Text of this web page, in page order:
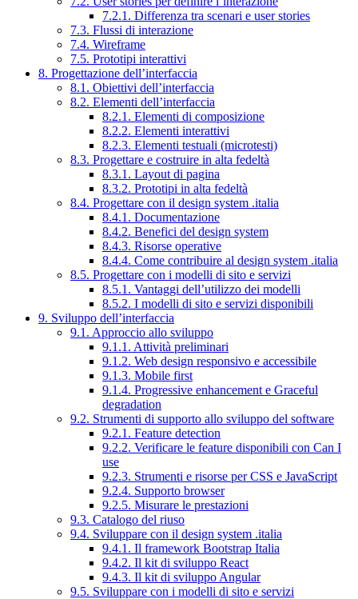
7.2.1. Differenza tra scenari e user stories
7.3. Flussi di interazione
7.4. Wireframe
7.5. Prototipi interattivi
8. Progettazione dell’interfaccia
8.1. Obiettivi dell’interfaccia
8.2. Elementi dell’interfaccia
8.2.1. Elementi di composizione
8.2.2. Elementi interattivi
8.2.3. Elementi testuali (microtesti)
8.3. Progettare e costruire in alta fedeltà
8.3.1. Layout di pagina
8.3.2. Prototipi in alta fedeltà
8.4. Progettare con il design system .italia
8.4.1. Documentazione
8.4.2. Benefici del design system
8.4.3. Risorse operative
8.4.4. Come contribuire al design system .italia
8.5. Progettare con i modelli di sito e servizi
8.5.1. Vantaggi dell’utilizzo dei modelli
8.5.2. I modelli di sito e servizi disponibili
9. Sviluppo dell’interfaccia
9.1. Approccio allo sviluppo
9.1.1. Attività preliminari
9.1.2. Web design responsivo e accessibile
9.1.3. Mobile first
9.1.4. Progressive enhancement e Graceful
degradation
9.2. Strumenti di supporto allo sviluppo del software
9.2.1. Feature detection
9.2.2. Verificare le feature disponibili con Can I
use
9.2.3. Strumenti e risorse per CSS e JavaScript
9.2.4. Supporto browser
9.2.5. Misurare le prestazioni
9.3. Catalogo del riuso
9.4. Sviluppare con il design system .italia
9.4.1. Il framework Bootstrap Italia
9.4.2. Il kit di sviluppo React
9.4.3. Il kit di sviluppo Angular
9.5. Sviluppare con i modelli di sito e servizi